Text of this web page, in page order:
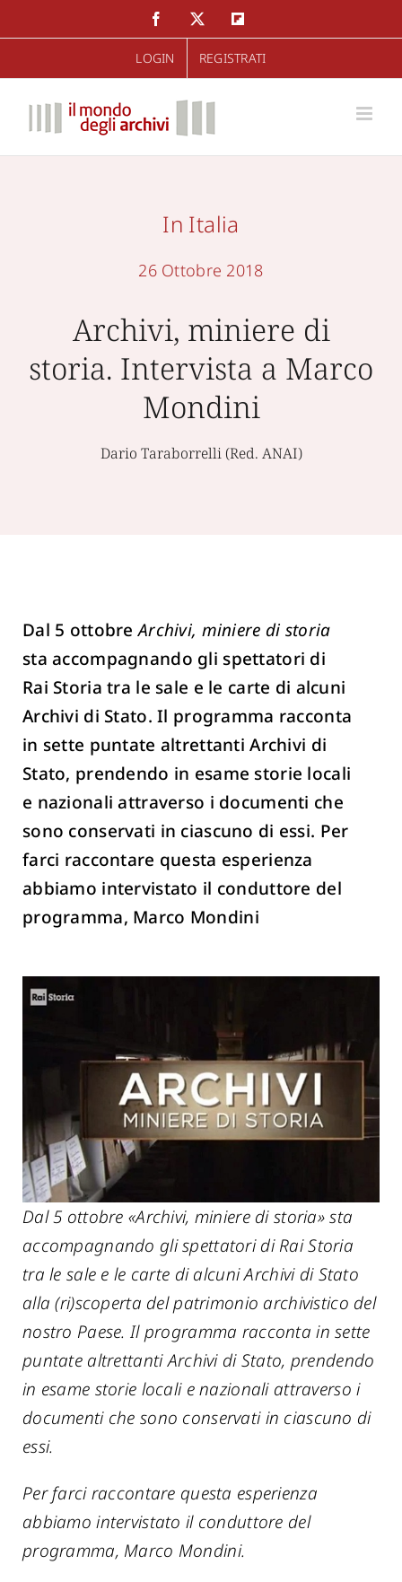
al
FacebookTwitter
LOGIN REGISTRATI
In Italia
26 Ottobre 2018
Archivi, miniere di
storia. Intervista a Marco
Mondini
Dario Taraborrelli (Red. ANAI)
Dal 5 ottobreArchivi, miniere di storia
sta accompagnando gli spettatori di
Rai Storia tra le sale e le carte di alcuni
Archivi di Stato. Il programma racconta
in sette puntate altrettanti Archivi di
Stato, prendendo in esame storie locali
e nazionali attraverso i documenti che
sono conservati in ciascuno di essi. Per
farci raccontare questa esperienza
abbiamo intervistato il conduttore del
programma, Marco Mondini
Dal 5 ottobre «Archivi, miniere di storia» sta
accompagnando gli spettatori di Rai Storia
tra le sale e le carte di alcuni Archivi di Stato
alla (ri)scoperta del patrimonio archivistico del
nostro Paese. Il programma racconta in sette
puntate altrettanti Archivi di Stato, prendendo
in esame storie locali e nazionali attraverso i
documenti che sono conservati in ciascuno di
essi.
Per farci raccontare questa esperienza
abbiamo intervistato il conduttore del
programma, Marco Mondini.